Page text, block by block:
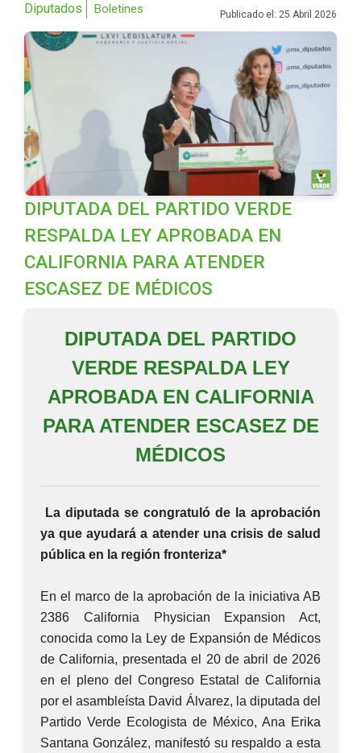
Diputados Boletines Publicado el: 25 Abril 2026
DIPUTADA DEL PARTIDO VERDE
RESPALDA LEY APROBADA EN
CALIFORNIA PARA ATENDER
ESCASEZ DE MÉDICOS
DIPUTADA DEL PARTIDO
VERDE RESPALDA LEY
APROBADA EN CALIFORNIA
PARA ATENDER ESCASEZ DE
MÉDICOS
La diputada se congratuló de la aprobación
ya que ayudará a atender una crisis de salud
pública en la región fronteriza*
En el marco de la aprobación de la iniciativa AB
2386 California Physician Expansion Act,
conocida como la Ley de Expansión de Médicos
de California, presentada el 20 de abril de 2026
en el pleno del Congreso Estatal de California
por el asambleísta David Álvarez, la diputada del
Partido Verde Ecologista de México, Ana Erika
Santana González, manifestó su respaldo a esta